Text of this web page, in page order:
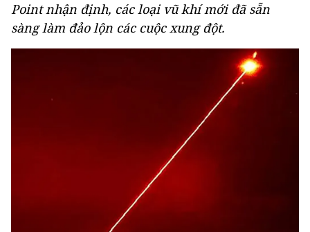
Point nhận định, các loại vũ khí mới đã sẵn
sàng làm đảo lộn các cuộc xung đột.